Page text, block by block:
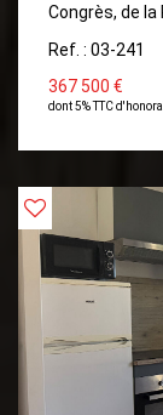
Congrès, de la PLAGE
, Belle Cuisine
TERRASSE de
Ref. : 03-241
367 500 €
dont 5% TTC